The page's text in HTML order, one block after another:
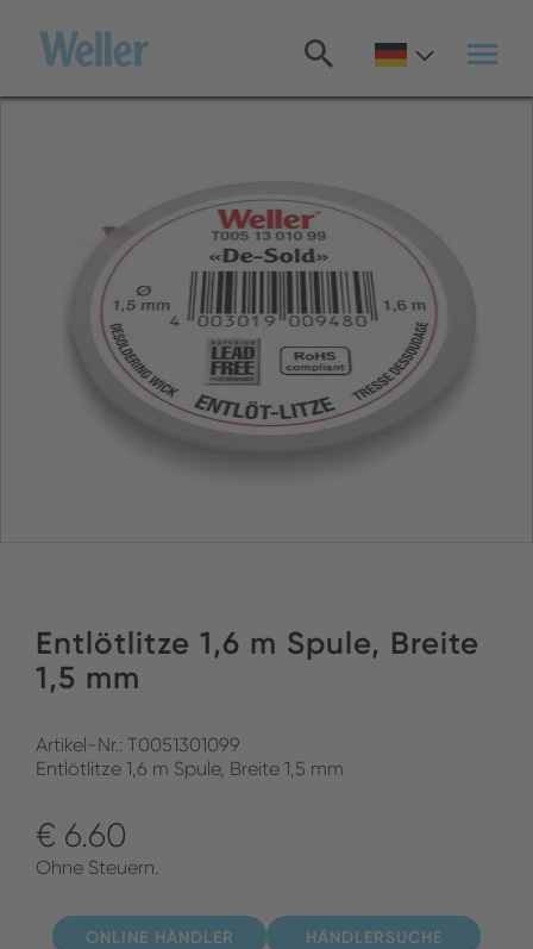
Hauptinhalt
Entlötlitze 1,6 m Spule, Breite
1,5 mm
Artikel-Nr.: T0051301099
Entlötlitze 1,6 m Spule, Breite 1,5 mm
€ 6.60
Ohne Steuern.
ONLINE HÄNDLER HÄNDLERSUCHE